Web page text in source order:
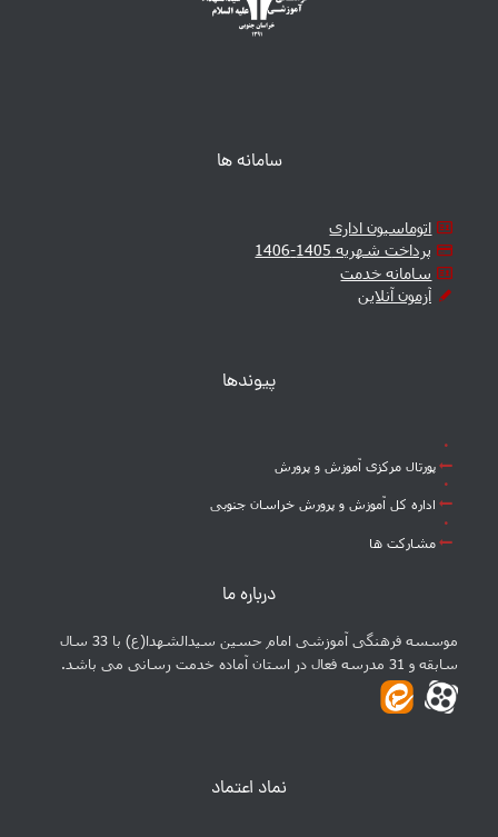
سامانه ها
اتوماسیون اداری
پرداخت شهریه 1405-1406
سامانه خدمت
آزمون آنلاین
پیوندها
پورتال مرکزی آموزش و پرورش
اداره کل آموزش و پرورش خراسان جنوبی
مشارکت ها
درباره ما
موسسه فرهنگی آموزشی امام حسین سیدالشهدا(ع) با 33 سال
سابقه و 31 مدرسه فعال در استان آماده خدمت رسانی می باشد.
نماد اعتماد